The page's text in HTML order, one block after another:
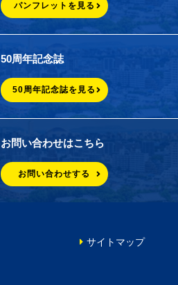
パンフレットを見る
50周年記念誌
50周年記念誌を見る
お問い合わせはこちら
お問い合わせする
サイトマップ